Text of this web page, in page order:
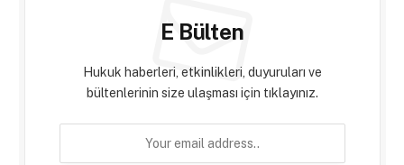
E Bülten
Hukuk haberleri, etkinlikleri, duyuruları ve
bültenlerinin size ulaşması için tıklayınız.